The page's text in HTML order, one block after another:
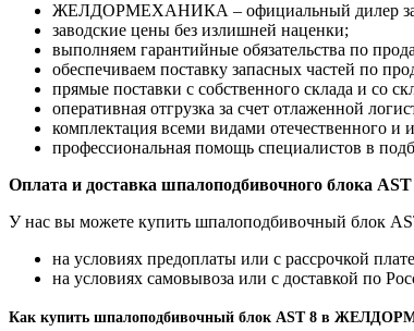
ЖЕЛДОРМЕХАНИКА – официальный дилер
заводские цены без излишней наценки;
выполняем гарантийные обязательства по
обеспечиваем поставку запасных частей по
прямые поставки с собственного склада и со
оперативная отгрузка за счет отлаженной
комплектация всеми видами отечественного и
профессиональная помощь специалистов в
Оплата и доставка шпалоподбивочного блока AST
У нас вы можете купить шпалоподбивочный блок
на условиях предоплаты или с рассрочкой
на условиях самовывоза или с доставкой по
Как купить шпалоподбивочный блок AST 8 в